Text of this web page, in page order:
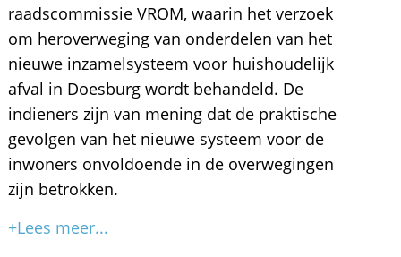
raadscommissie VROM, waarin het verzoek
om heroverweging van onderdelen van het
nieuwe inzamelsysteem voor huishoudelijk
afval in Doesburg wordt behandeld. De
indieners zijn van mening dat de praktische
gevolgen van het nieuwe systeem voor de
inwoners onvoldoende in de overwegingen
zijn betrokken.
+Lees meer...